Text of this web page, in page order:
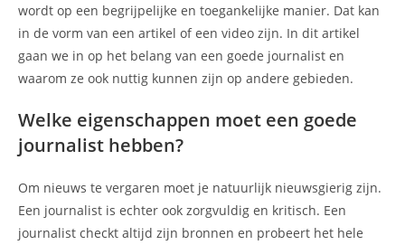
wordt op een begrijpelijke en toegankelijke manier. Dat kan
in de vorm van een artikel of een video zijn. In dit artikel
gaan we in op het belang van een goede journalist en
waarom ze ook nuttig kunnen zijn op andere gebieden.
Welke eigenschappen moet een goede
journalist hebben?
Om nieuws te vergaren moet je natuurlijk nieuwsgierig zijn.
Een journalist is echter ook zorgvuldig en kritisch. Een
journalist checkt altijd zijn bronnen en probeert het hele